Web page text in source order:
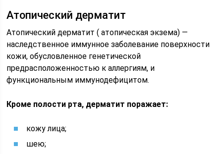
Атопический дерматит
Атопический дерматит ( атопическая экзема) —
наследственное иммунное заболевание поверхности
кожи, обусловленное генетической
предрасположенностью к аллергиям, и
функциональным иммунодефицитом.
Кроме полости рта, дерматит поражает:
кожу лица;
шею;